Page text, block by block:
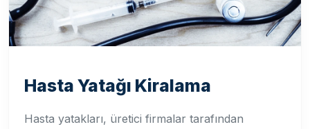
Hasta Yatağı Kiralama
Hasta yatakları, üretici firmalar tarafından